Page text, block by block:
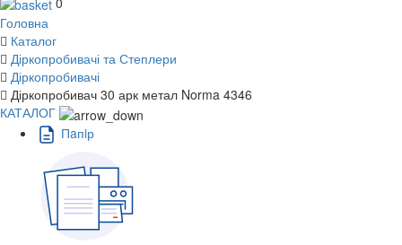
Головна
Каталог
Діркопробивачі та Степлери
Діркопробивачі
Діркопробивач 30 арк метал Norma 4346
КАТАЛОГ
Пaпiр